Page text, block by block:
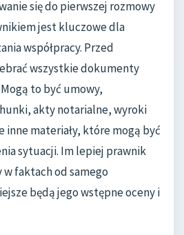
się do pierwszej rozmowy
jest kluczowe dla
współpracy. Przed
wszystkie dokumenty
to być umowy,
akty notarialne, wyroki
inne materiały, które mogą być
sytuacji. Im lepiej prawnik
faktach od samego
będą jego wstępne oceny i